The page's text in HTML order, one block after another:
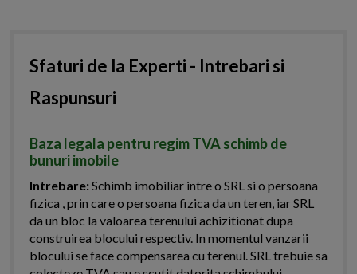
Sfaturi de la Experti - Intrebari si
Raspunsuri
Baza legala pentru regim TVA schimb de
bunuri imobile
Intrebare:Schimb imobiliar intre o SRL si o persoana
fizica , prin care o persoana fizica da un teren, iar SRL
da un bloc la valoarea terenului achizitionat dupa
construirea blocului respectiv. In momentul vanzarii
blocului se face compensarea cu terenul. SRL trebuie sa